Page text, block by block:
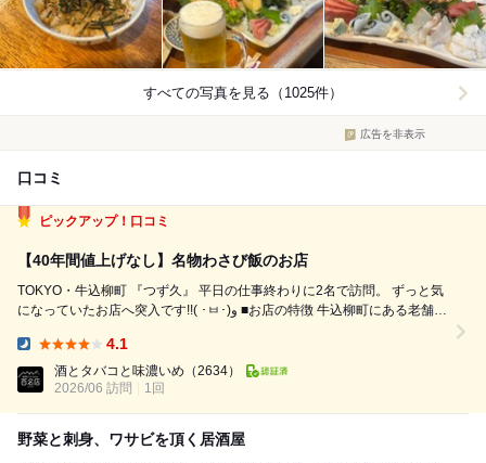
すべての写真を見る（1025件）
広告を非表示
口コミ
ピックアップ！口コミ
【40年間値上げなし】名物わさび飯のお店
TOKYO・牛込柳町 『つず久』 平日の仕事終わりに2名で訪問。 ずっと気
になっていたお店へ突入です!!( ･ㅂ･)و ■お店の特徴 牛込柳町にある老舗の
造りで、どこか実家のような落ち着く雰囲気があります。 ...
4.1
酒とタバコと味濃いめ （2634）
2026/06 訪問
1回
野菜と刺身、ワサビを頂く居酒屋